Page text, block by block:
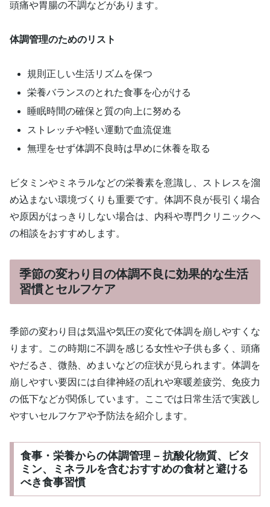
頭痛や胃腸の不調などがあります。
体調管理のためのリスト
規則正しい生活リズムを保つ
栄養バランスのとれた食事を心がける
睡眠時間の確保と質の向上に努める
ストレッチや軽い運動で血流促進
無理をせず体調不良時は早めに休養を取る
ビタミンやミネラルなどの栄養素を意識し、ストレスを溜
め込まない環境づくりも重要です。体調不良が長引く場合
や原因がはっきりしない場合は、内科や専門クリニックへ
の相談をおすすめします。
季節の変わり目の体調不良に効果的な生活
習慣とセルフケア
季節の変わり目は気温や気圧の変化で体調を崩しやすくな
ります。この時期に不調を感じる女性や子供も多く、頭痛
やだるさ、微熱、めまいなどの症状が見られます。体調を
崩しやすい要因には自律神経の乱れや寒暖差疲労、免疫力
の低下などが関係しています。ここでは日常生活で実践し
やすいセルフケアや予防法を紹介します。
食事・栄養からの体調管理 – 抗酸化物質、ビタ
ミン、ミネラルを含むおすすめの食材と避ける
べき食事習慣